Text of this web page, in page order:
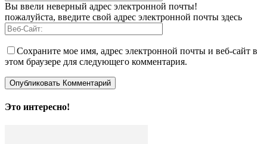
Вы ввели неверный адрес электронной почты!
пожалуйста, введите свой адрес электронной почты здесь
Сохраните мое имя, адрес электронной почты и веб-сайт в
этом браузере для следующего комментария.
Это интересно!